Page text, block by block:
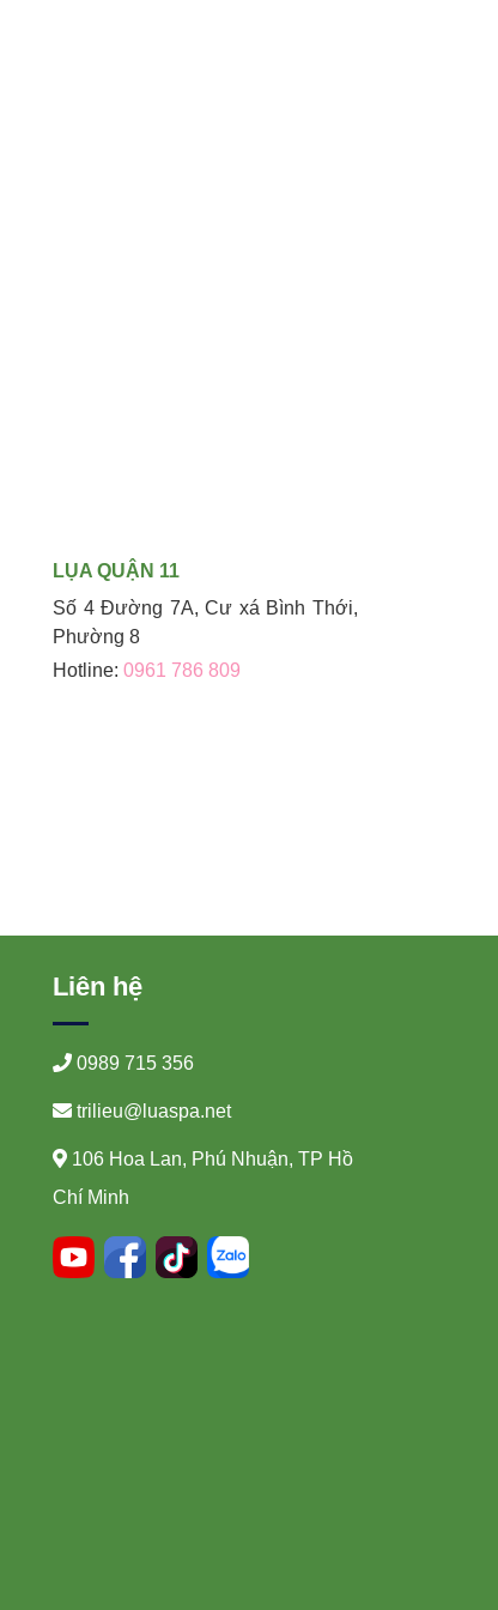
LỤA QUẬN 11
Số 4 Đường 7A, Cư xá Bình Thới,
Phường 8
Hotline: 0961 786 809
Liên hệ
0989 715 356
trilieu@luaspa.net
106 Hoa Lan, Phú Nhuận, TP Hồ
Chí Minh